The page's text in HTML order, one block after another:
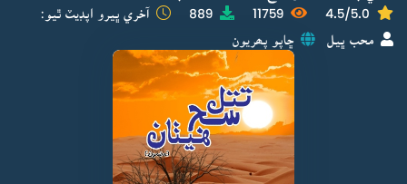
4.5/5.0
11759
889 آخري ڀيرو اپڊيٽ ٿيو:
محب ڀيل ڇاپو پھريون